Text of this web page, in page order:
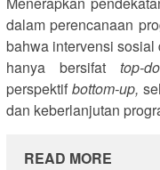
dalam perencanaan
bahwa intervensi
hanya bersifat top-
perspektif bottom-up,
dan keberlanjutan
READ MORE